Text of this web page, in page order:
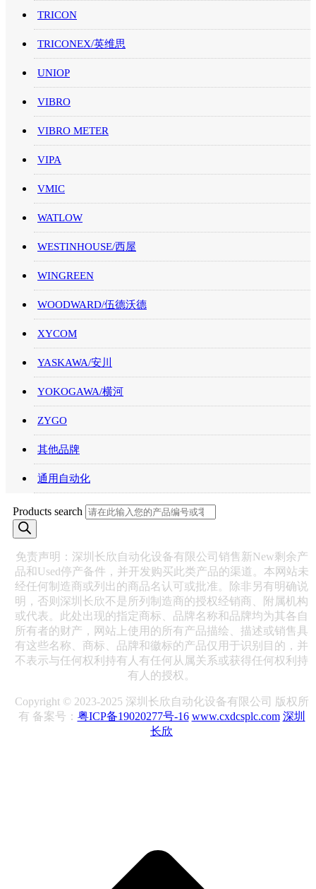
TRICON
TRICONEX/英维思
UNIOP
VIBRO
VIBRO METER
VIPA
VMIC
WATLOW
WESTINHOUSE/西屋
WINGREEN
WOODWARD/伍德沃德
XYCOM
YASKAWA/安川
YOKOGAWA/横河
ZYGO
其他品牌
通用自动化
Products search
免责声明：深圳长欣自动化设备有限公司销售新New剩余产
品和Used停产备件，并开发购买此类产品的渠道。本网站未
经任何制造商或列出的商品名认可或批准。除非另有明确说
明，否则深圳长欣不是所列制造商的授权经销商、附属机构
或代表。此处出现的指定商标、品牌名称和品牌均为其各自
所有者的财产，网站上使用的所有产品描绘、描述或销售具
有这些名称、商标、品牌和徽标的产品仅用于识别目的，并
不表示与任何权利持有人有任何从属关系或获得任何权利持
有人的授权。
Copyright © 2023-2025 深圳长欣自动化设备有限公司 版权所
有 备案号： 粤ICP备19020277号-16 www.cxdcsplc.com 深圳
长欣